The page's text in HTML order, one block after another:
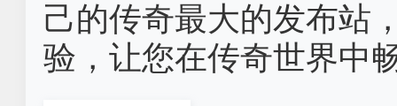
己的传奇最大的发布站
验，让您在传奇世界中